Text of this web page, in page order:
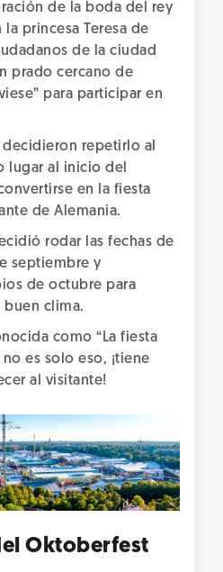
de la boda del rey
la princesa Teresa de
de la ciudad
prado cercano de
para participar en
decidieron repetirlo al
lugar al inicio del
en la fiesta
de Alemania.
rodar las fechas de
septiembre y
de octubre para
buen clima.
como “La fiesta
es solo eso, ¡tiene
al visitante!
Oktoberfest